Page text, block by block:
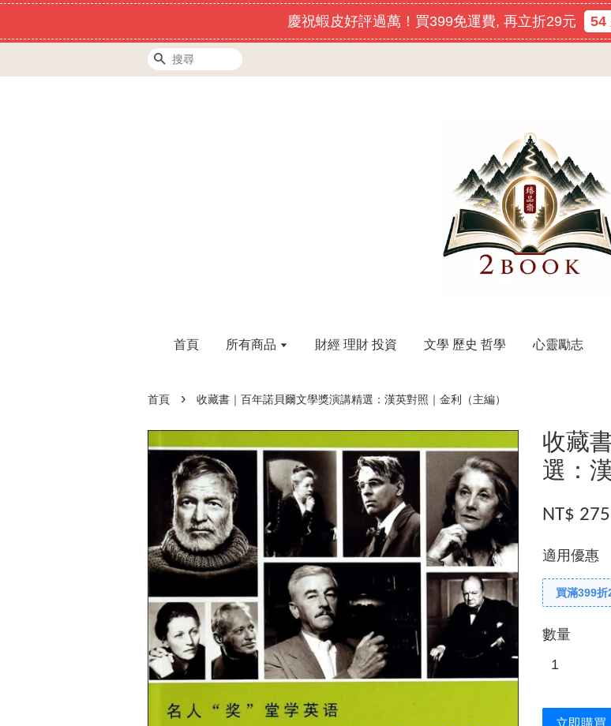
慶祝蝦皮好評過萬！買399免運費, 再立折29元 54
搜尋
首頁 所有商品 財經 理財 投資 文學 歷史 哲學 心靈勵志
首頁 › 收藏書｜百年諾貝爾文學獎演講精選：漢英對照｜金利（主編）
收藏
選：
NT$ 275
適用優惠
買滿399折
數量
立即購買